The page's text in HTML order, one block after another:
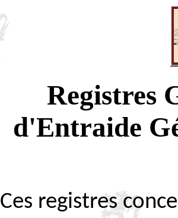
Registres
d'Entraide
Ces registres